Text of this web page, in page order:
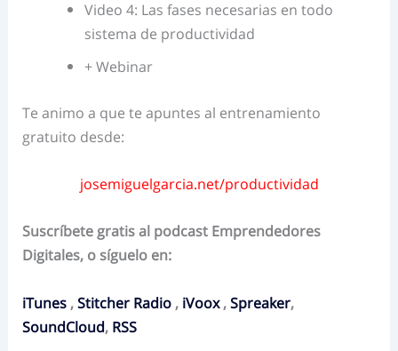
Video 4: Las fases necesarias en todo
sistema de productividad
+ Webinar
Te animo a que te apuntes al entrenamiento
gratuito desde:
josemiguelgarcia.net/productividad
Suscríbete gratis al podcast Emprendedores
Digitales, o síguelo en:
iTunes ,Stitcher Radio , iVoox,Spreaker,
SoundCloud, RSS